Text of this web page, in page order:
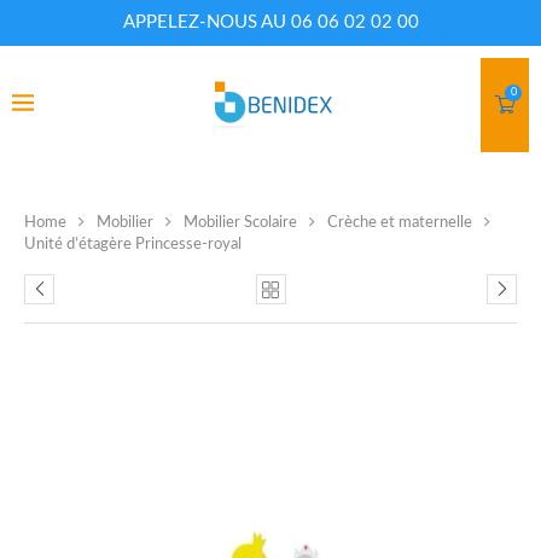
APPELEZ-NOUS AU 06 06 02 02 00
0
Home Mobilier Mobilier Scolaire
Crèche et maternelle
Unité d’étagère Princesse-royal